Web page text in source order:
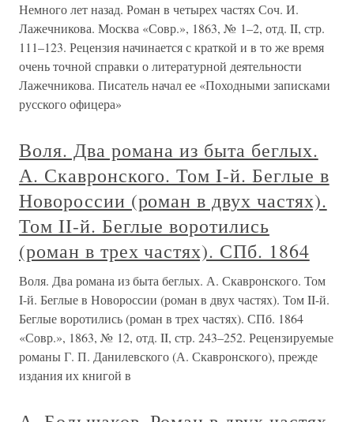
Немного лет назад. Роман в четырех частях Соч. И.
Лажечникова. Москва «Совр.», 1863, № 1–2, отд. II, стр.
111–123. Рецензия начинается с краткой и в то же время
очень точной справки о литературной деятельности
Лажечникова. Писатель начал ее «Походными записками
русского офицера»
Воля. Два романа из быта беглых.
А. Скавронского. Том I-й. Беглые в
Новороссии (роман в двух частях).
Том II-й. Беглые воротились
(роман в трех частях). СПб. 1864
Воля. Два романа из быта беглых. А. Скавронского. Том
I-й. Беглые в Новороссии (роман в двух частях). Том II-й.
Беглые воротились (роман в трех частях). СПб. 1864
«Совр.», 1863, № 12, отд. II, стр. 243–252. Рецензируемые
романы Г. П. Данилевского (А. Скавронского), прежде
издания их книгой в